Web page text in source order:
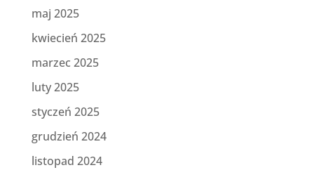
maj 2025
kwiecień 2025
marzec 2025
luty 2025
styczeń 2025
grudzień 2024
listopad 2024